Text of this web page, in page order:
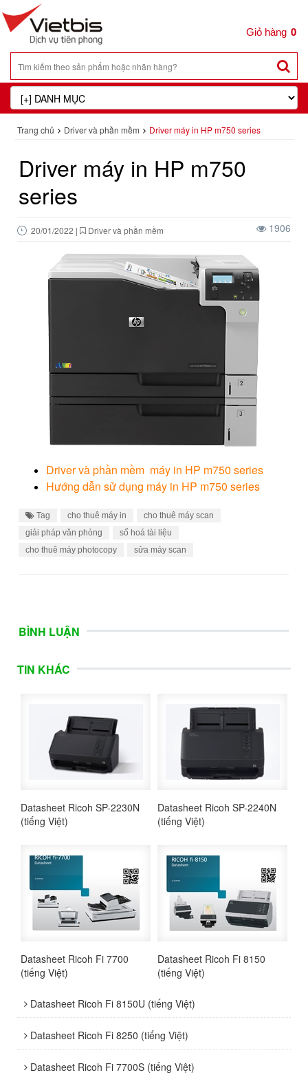
0
Trang chủ Driver và phần mềm Driver máy in HP m750 series
Driver máy in HP m750
series
20/01/2022 | Driver và phần mềm 1906
Driver và phần mềm máy in HP m750 series
Hướng dẫn sử dụng máy in HP m750 series
Tag cho thuê máy in
cho thuê máy scan
giải pháp văn phòng
số hoá tài liệu
cho thuê máy photocopy
sửa máy scan
BÌNH LUẬN
TIN KHÁC
Datasheet Ricoh SP-2230N
(tiếng Việt)
Datasheet Ricoh SP-2240N
(tiếng Việt)
Datasheet Ricoh Fi 7700
(tiếng Việt)
Datasheet Ricoh Fi 8150
(tiếng Việt)
Datasheet Ricoh Fi 8150U (tiếng Việt)
Datasheet Ricoh Fi 8250 (tiếng Việt)
Datasheet Ricoh Fi 7700S (tiếng Việt)